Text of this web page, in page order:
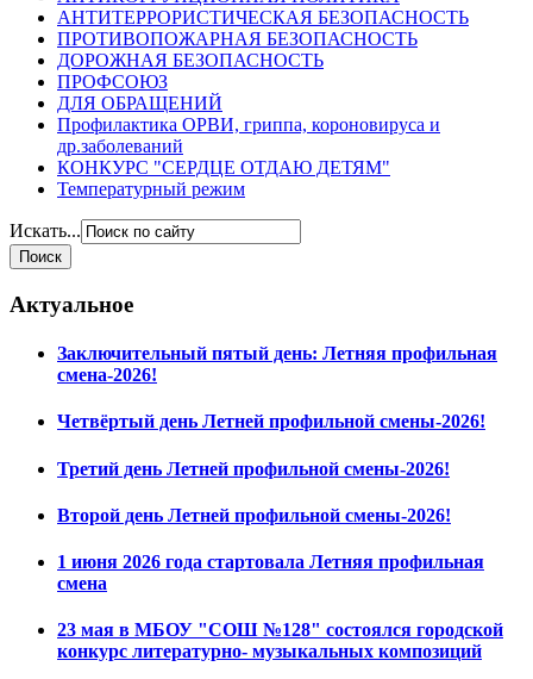
АНТИТЕРРОРИСТИЧЕСКАЯ БЕЗОПАСНОСТЬ
ПРОТИВОПОЖАРНАЯ БЕЗОПАСНОСТЬ
ДОРОЖНАЯ БЕЗОПАСНОСТЬ
ПРОФСОЮЗ
ДЛЯ ОБРАЩЕНИЙ
Профилактика ОРВИ, гриппа, короновируса и
др.заболеваний
КОНКУРС "СЕРДЦЕ ОТДАЮ ДЕТЯМ"
Температурный режим
Искать...
Актуальное
Заключительный пятый день: Летняя профильная
смена-2026!
Четвёртый день Летней профильной смены-2026!
Третий день Летней профильной смены-2026!
Второй день Летней профильной смены-2026!
1 июня 2026 года стартовала Летняя профильная
смена
23 мая в МБОУ "СОШ №128" состоялся городской
конкурс литературно- музыкальных композиций